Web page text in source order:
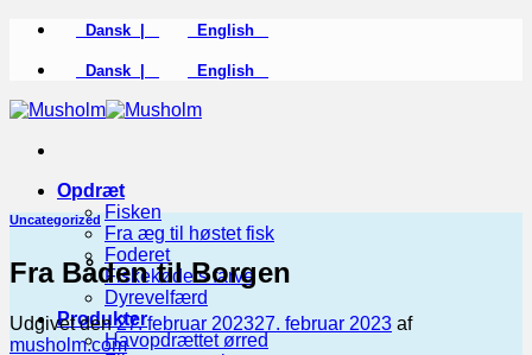
Fortsæt
indhold
Dansk | English
Dansk | English
Opdræt
Fisken
Fra æg til høstet fisk
Foderet
Fiskekødets farve
Dyrevelfærd
Produkter
Havopdrættet ørred
Uncategorized
Fra Båden til Borgen
Udgivet den27. februar 202327. februar 2023 af
musholm.com